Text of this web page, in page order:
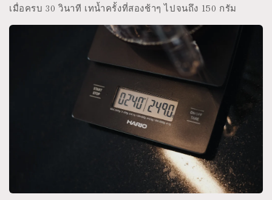
เมื่อครบ 30 วินาที เทน้ำครั้งที่สองช้าๆ ไปจนถึง 150 กรัม